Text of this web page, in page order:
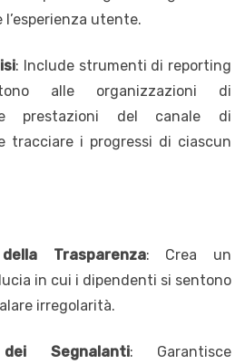
l’esperienza utente.
: Include strumenti di reporting
alle organizzazioni di
prestazioni del canale di
tracciare i progressi di ciascun
Trasparenza: Crea un
in cui i dipendenti si sentono
irregolarità.
Segnalanti: Garantisce